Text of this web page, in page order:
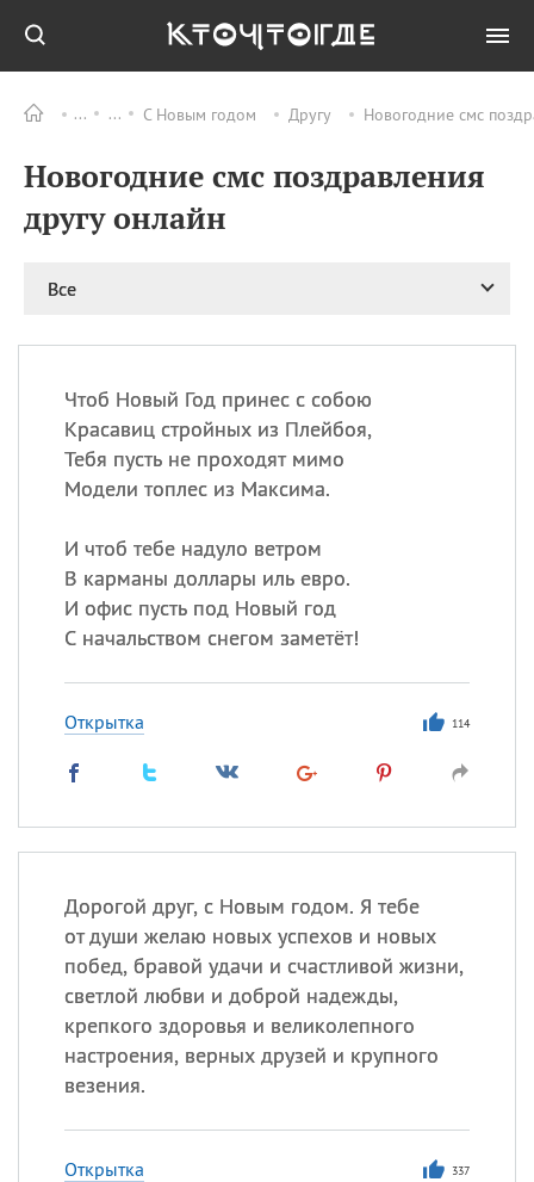
С Новым годом Другу Новогодние смс
Новогодние смс поздравления
другу онлайн
Все
Чтоб Новый Год принес с собою
Красавиц стройных из Плейбоя,
Тебя пусть не проходят мимо
Модели топлес из Максима.
И чтоб тебе надуло ветром
В карманы доллары иль евро.
И офис пусть под Новый год
С начальством снегом заметёт!
Открытка 114
Дорогой друг, с Новым годом. Я тебе
от души желаю новых успехов и новых
побед, бравой удачи и счастливой жизни,
светлой любви и доброй надежды,
крепкого здоровья и великолепного
настроения, верных друзей и крупного
везения.
Открытка 337
ПРАЗДНИКИ Все
06.08 Преображение
Господне у западных
Романа и Давида
День ассирийских
мучеников
Национальный день
маяка
ИМЕНА
Сегодня празднуют именины
, Афанасий,Борис
происхождение